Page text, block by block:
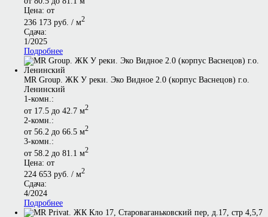
Цена: от
236 173 руб. / м2
Сдача:
1/2025
Подробнее
MR Group. ЖК У реки. Эко Видное 2.0 (корпус Васнецов) г.о.
Ленинский
1-комн.:
от 17.5 до 42.7 м2
2-комн.:
от 56.2 до 66.5 м2
3-комн.:
от 58.2 до 81.1 м2
Цена: от
224 653 руб. / м2
Сдача:
4/2024
Подробнее